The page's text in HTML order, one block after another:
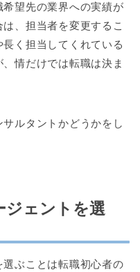
望先の業界への実績が
、担当者を変更するこ
く担当してくれている
情だけでは転職は決ま
ルタントかどうかをし
ジェントを選
ぶことは転職初心者の